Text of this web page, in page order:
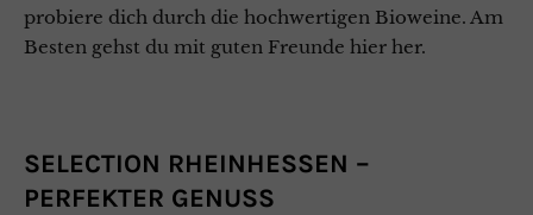
probiere dich durch die hochwertigen Bioweine. Am
Besten gehst du mit guten Freunde hier her.
SELECTION RHEINHESSEN –
PERFEKTER GENUSS